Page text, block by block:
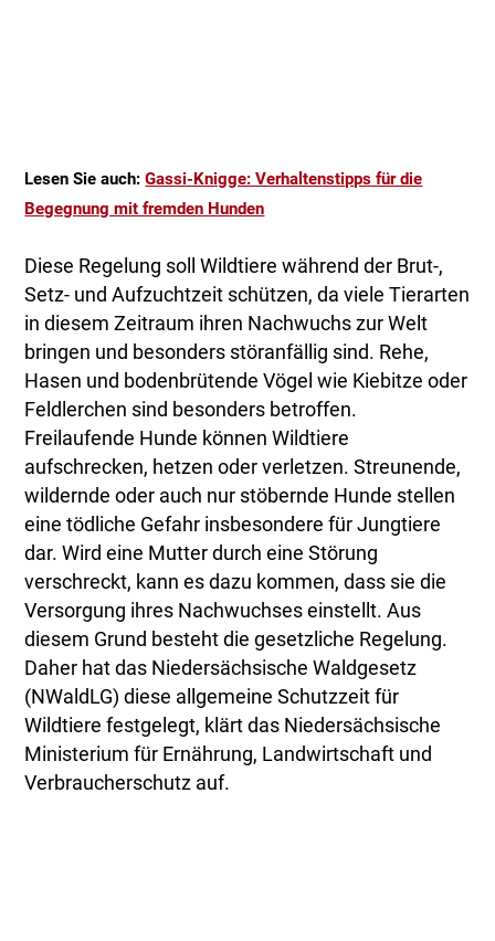
Lesen Sie auch:Gassi-Knigge: Verhaltenstipps für die
Begegnung mit fremden Hunden
Diese Regelung soll Wildtiere während der Brut-,
Setz- und Aufzuchtzeit schützen, da viele Tierarten
in diesem Zeitraum ihren Nachwuchs zur Welt
bringen und besonders störanfällig sind. Rehe,
Hasen und bodenbrütende Vögel wie Kiebitze oder
Feldlerchen sind besonders betroffen.
Freilaufende Hunde können Wildtiere
aufschrecken, hetzen oder verletzen. Streunende,
wildernde oder auch nur stöbernde Hunde stellen
eine tödliche Gefahr insbesondere für Jungtiere
dar. Wird eine Mutter durch eine Störung
verschreckt, kann es dazu kommen, dass sie die
Versorgung ihres Nachwuchses einstellt. Aus
diesem Grund besteht die gesetzliche Regelung.
Daher hat das Niedersächsische Waldgesetz
(NWaldLG) diese allgemeine Schutzzeit für
Wildtiere festgelegt, klärt das Niedersächsische
Ministerium für Ernährung, Landwirtschaft und
Verbraucherschutz auf.